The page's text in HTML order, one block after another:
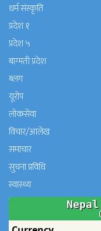
धर्म संस्कृति
प्रदेश १
प्रदेश ५
बाग्मती प्रदेश
ब्लग
यूरोप
लोकसेवा
विचार/आलेख
समाचार
सुचना प्रविधि
स्वास्थ्य